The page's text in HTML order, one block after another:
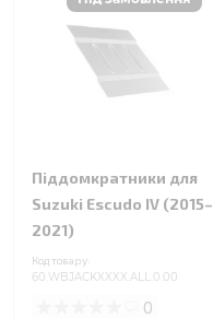
Піддомкратники для
Suzuki Escudo IV (2015–
2021)
Код товару:
60.WBJACKXXXX.ALL.0.00
0